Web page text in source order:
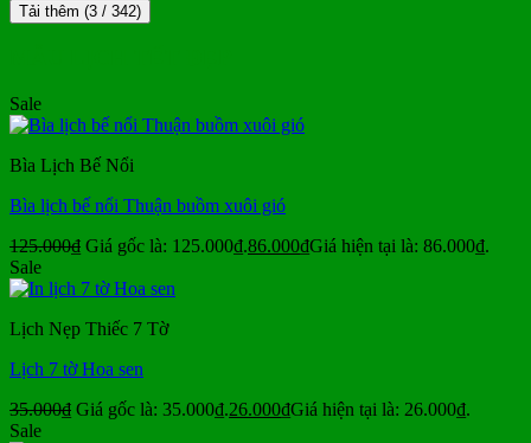
Tải thêm (3 / 342)
Sale
Bìa Lịch Bế Nổi
Bìa lịch bế nổi Thuận buồm xuôi gió
125.000₫ Giá gốc là: 125.000₫.86.000₫Giá hiện tại là: 86.000₫.
Sale
Lịch Nẹp Thiếc 7 Tờ
Lịch 7 tờ Hoa sen
35.000₫ Giá gốc là: 35.000₫.26.000₫Giá hiện tại là: 26.000₫.
Sale